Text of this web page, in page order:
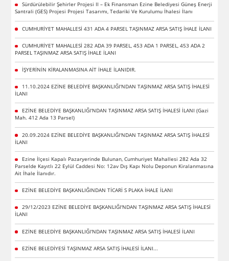
Sürdürülebilir Şehirler Projesi II – Ek Finansman Ezine Belediyesi Güneş Enerji
Santrali (GES) Projesi Projesi Tasarımı, Tedariki Ve Kurulumu İhalesi İlanı
CUMHURİYET MAHALLESİ 431 ADA 4 PARSEL TAŞINMAZ ARSA SATIŞ İHALE İLANI
CUMHURİYET MAHALLESİ 282 ADA 39 PARSEL, 453 ADA 1 PARSEL, 453 ADA 2
PARSEL TAŞINMAZ ARSA SATIŞ İHALE İLANI
İŞYERİNİN KİRALANMASINA AİT İHALE İLANIDIR.
11.10.2024 EZİNE BELEDİYE BAŞKANLIĞI'NDAN TAŞINMAZ ARSA SATIŞ İHALESİ
İLANI
EZİNE BELEDİYE BAŞKANLIĞI'NDAN TAŞINMAZ ARSA SATIŞ İHALESİ İLANI (Gazi
Mah. 412 Ada 13 Parsel)
20.09.2024 EZİNE BELEDİYE BAŞKANLIĞI'NDAN TAŞINMAZ ARSA SATIŞ İHALESİ
İLANI
Ezine İlçesi Kapalı Pazaryerinde Bulunan, Cumhuriyet Mahallesi 282 Ada 32
Parselde Kayıtlı 22 Eylül Caddesi No: 12av Dış Kapı Nolu Deponun Kiralanmasına
Ait İhale İlanıdır.
EZİNE BELEDİYE BAŞKANLIĞINDAN TİCARİ S PLAKA İHALE İLANI
29/12/2023 EZİNE BELEDİYE BAŞKANLIĞI'NDAN TAŞINMAZ ARSA SATIŞ İHALESİ
İLANI
EZİNE BELEDİYE BAŞKANLIĞI'NDAN TAŞINMAZ ARSA SATIŞ İHALESİ İLANI
EZİNE BELEDİYESİ TAŞINMAZ ARSA SATIŞ İHALESİ İLANI...